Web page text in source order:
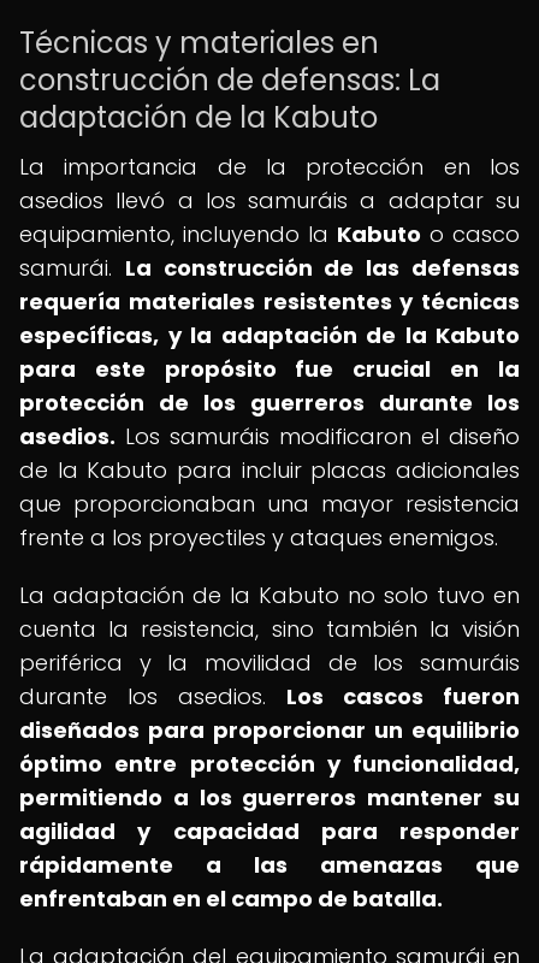
Técnicas y materiales en
construcción de defensas: La
adaptación de la Kabuto
La importancia de la protección en los
asedios llevó a los samuráis a adaptar su
equipamiento, incluyendo la Kabuto o casco
samurái. La construcción de las defensas
requería materiales resistentes y técnicas
específicas, y la adaptación de la Kabuto
para este propósito fue crucial en la
protección de los guerreros durante los
asedios. Los samuráis modificaron el diseño
de la Kabuto para incluir placas adicionales
que proporcionaban una mayor resistencia
frente a los proyectiles y ataques enemigos.
La adaptación de la Kabuto no solo tuvo en
cuenta la resistencia, sino también la visión
periférica y la movilidad de los samuráis
durante los asedios. Los cascos fueron
diseñados para proporcionar un equilibrio
óptimo entre protección y funcionalidad,
permitiendo a los guerreros mantener su
agilidad y capacidad para responder
rápidamente a las amenazas que
enfrentaban en el campo de batalla.
La adaptación del equipamiento samurái en